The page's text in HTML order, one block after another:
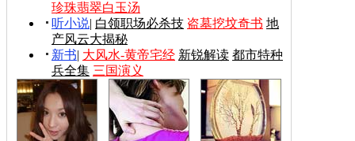
珍珠翡翠白玉汤
听小说| 白领职场必杀技 盗墓挖坟奇书 地
产风云大揭秘
新书| 大风水-黄帝宅经 新锐解读 都市特种
兵全集 三国演义